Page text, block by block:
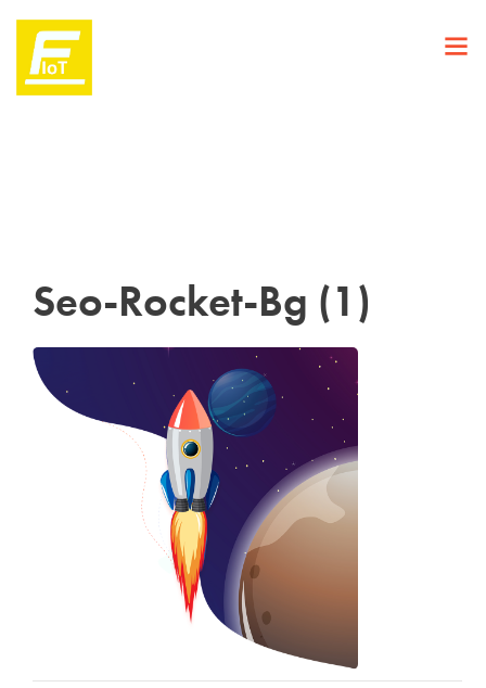
Seo-Rocket-Bg (1)